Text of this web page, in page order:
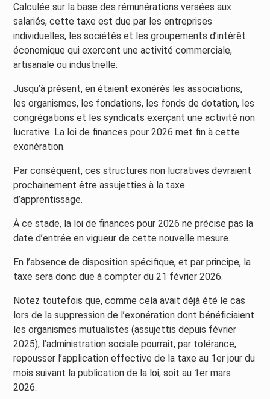
Calculée sur la base des rémunérations versées aux
salariés, cette taxe est due par les entreprises
individuelles, les sociétés et les groupements d’intérêt
économique qui exercent une activité commerciale,
artisanale ou industrielle.
Jusqu’à présent, en étaient exonérés les associations,
les organismes, les fondations, les fonds de dotation, les
congrégations et les syndicats exerçant une activité non
lucrative. La loi de finances pour 2026 met fin à cette
exonération.
Par conséquent, ces structures non lucratives devraient
prochainement être assujetties à la taxe
d’apprentissage.
À ce stade, la loi de finances pour 2026 ne précise pas la
date d’entrée en vigueur de cette nouvelle mesure.
En l’absence de disposition spécifique, et par principe, la
taxe sera donc due à compter du 21 février 2026.
Notez toutefois que, comme cela avait déjà été le cas
lors de la suppression de l’exonération dont bénéficiaient
les organismes mutualistes (assujettis depuis février
2025), l’administration sociale pourrait, par tolérance,
repousser l’application effective de la taxe au 1er jour du
mois suivant la publication de la loi, soit au 1er mars
2026.